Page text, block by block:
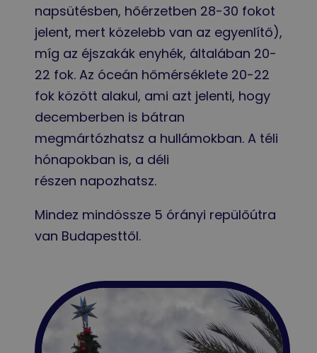
napsütésben, hőérzetben 28-30 fokot
jelent, mert közelebb van az egyenlítő),
míg az éjszakák enyhék, általában 20-
22 fok. Az óceán hőmérséklete 20-22
fok között alakul, ami azt jelenti, hogy
decemberben is bátran
megmártózhatsz a hullámokban. A téli
hónapokban is, a déli
részen napozhatsz.
Mindez mindössze 5 órányi repülőútra
van Budapesttől.